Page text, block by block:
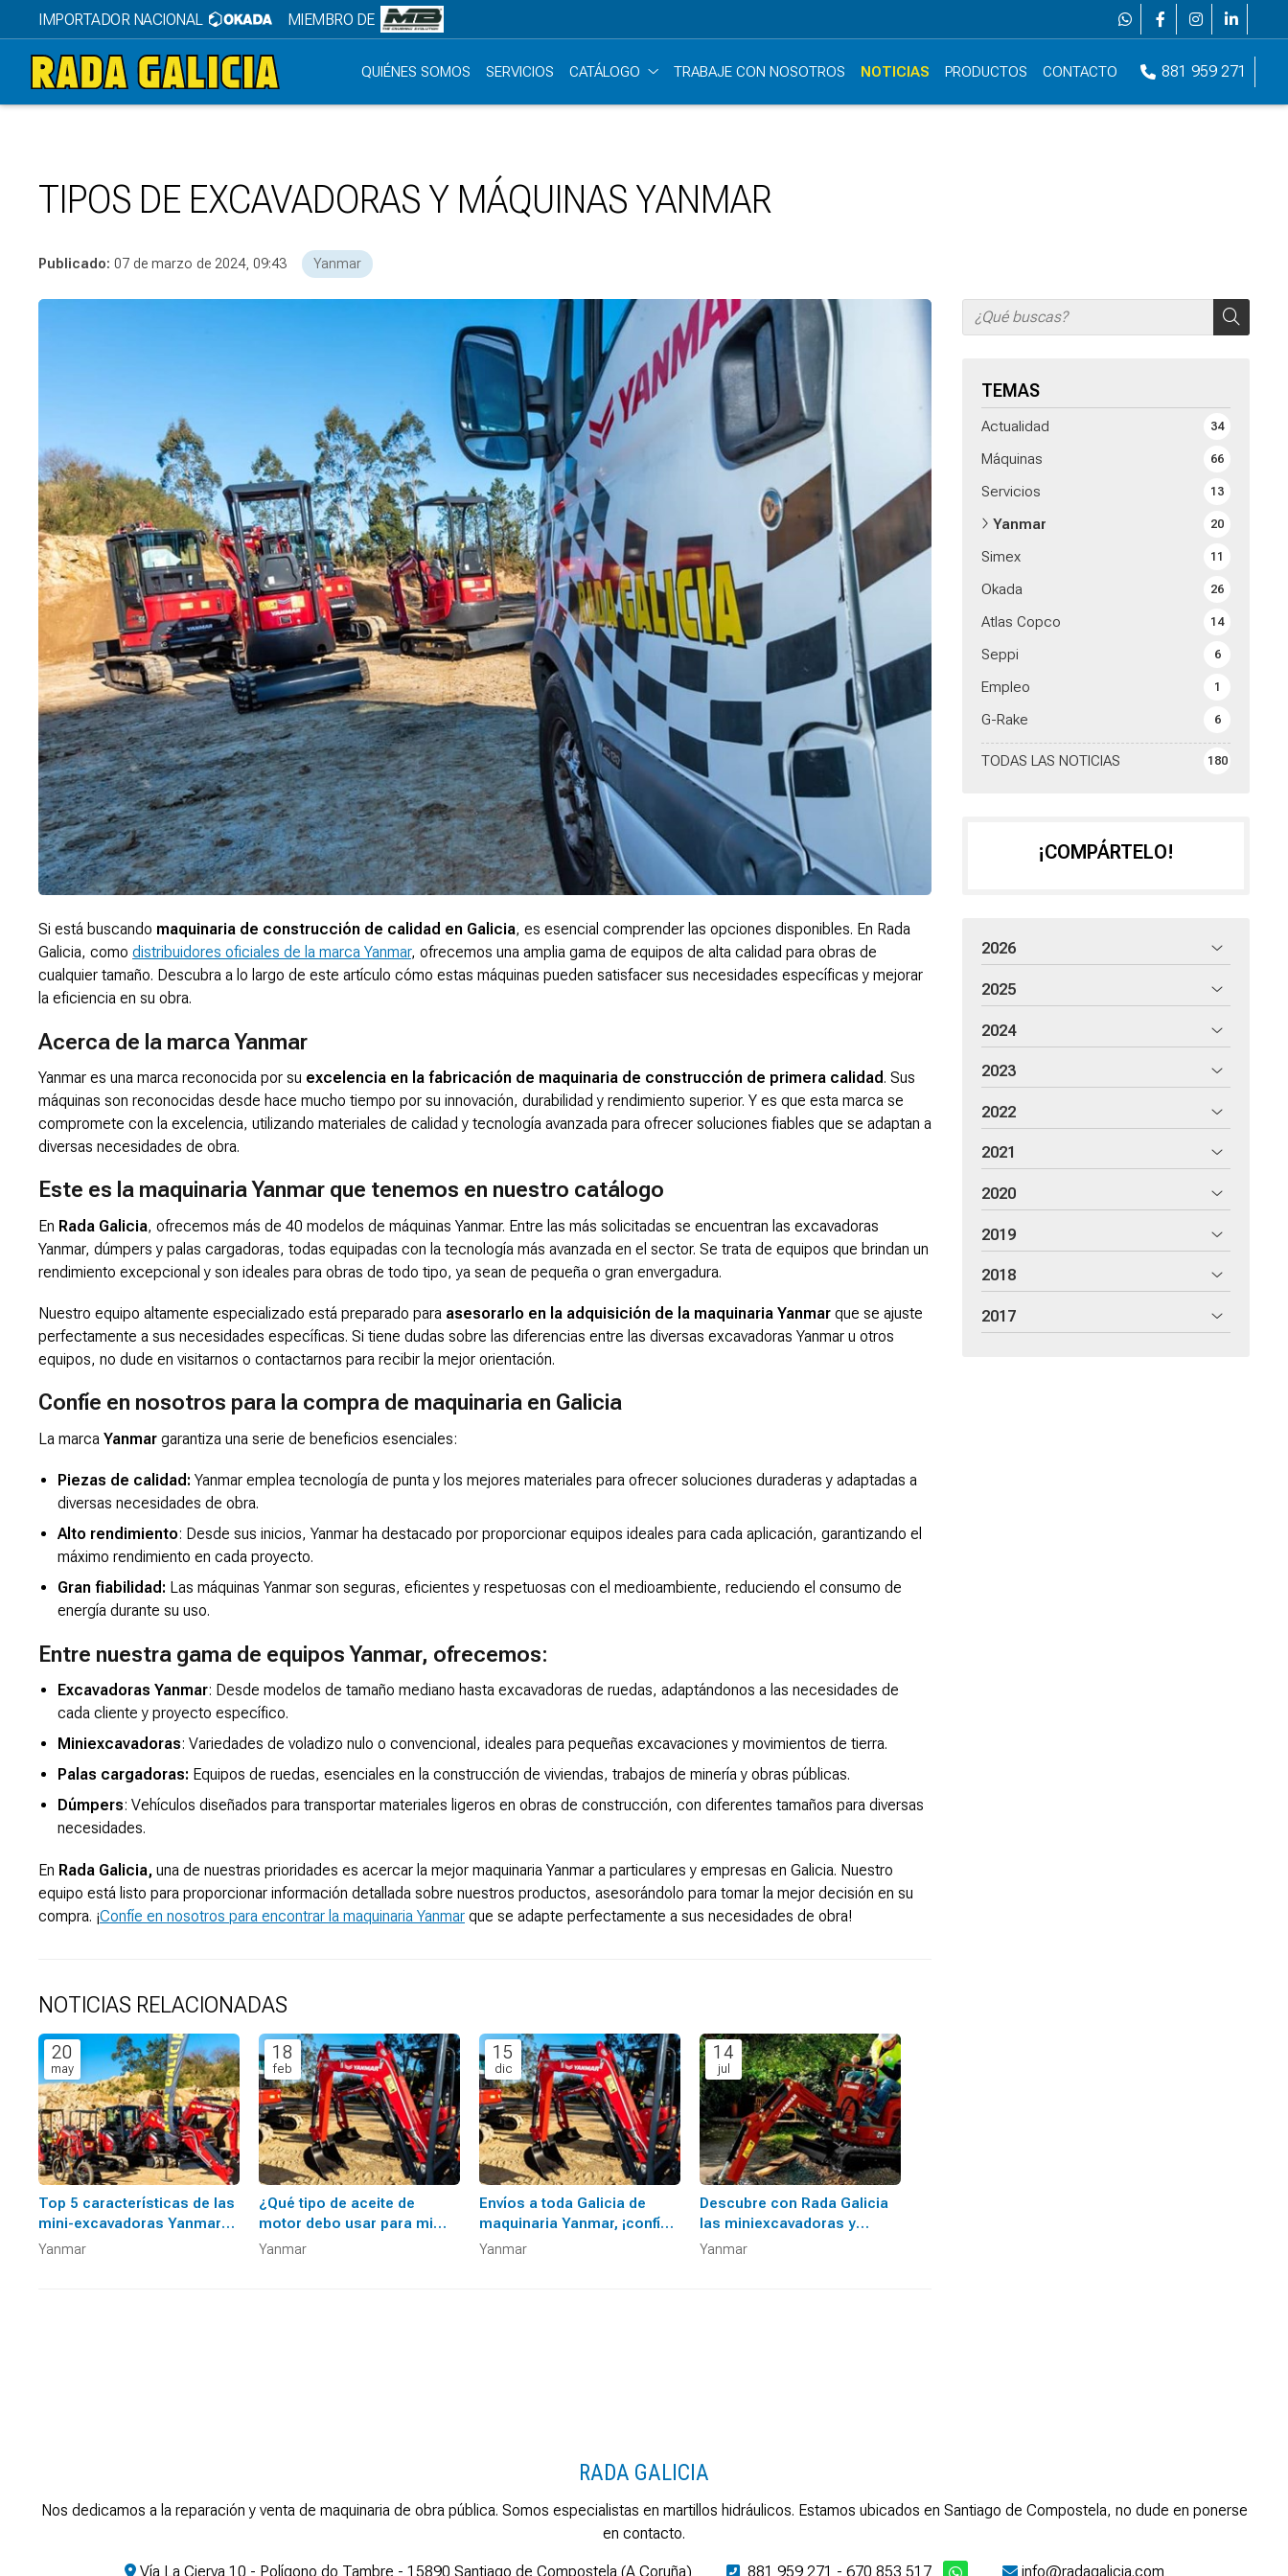
IMPORTADOR NACIONAL MIEMBRO DE
QUIÉNES SOMOS SERVICIOS CATÁLOGO TRABAJE CON NOSOTROS NOTICIAS PRODUCTOS CONTACTO 881 959 271
TIPOS DE EXCAVADORAS Y MÁQUINAS YANMAR
Publicado: 07 de marzo de 2024, 09:43 Yanmar
TEMAS
TODAS LAS NOTICIAS 180
Actualidad 34
Máquinas 66
Servicios 13
Yanmar 20
Simex 11
Okada 26
Atlas Copco 14
Seppi 6
Empleo 1
G-Rake 6
Si está buscando maquinaria de construcción de calidad en Galicia, es esencial comprender las opciones disponibles. En Rada
Galicia, como distribuidores oficiales de la marca Yanmar, ofrecemos una amplia gama de equipos de alta calidad para obras de
cualquier tamaño. Descubra a lo largo de este artículo cómo estas máquinas pueden satisfacer sus necesidades específicas y mejorar
la eficiencia en su obra.
Acerca de la marca Yanmar
Yanmar es una marca reconocida por su excelencia en la fabricación de maquinaria de construcción de primera calidad. Sus
máquinas son reconocidas desde hace mucho tiempo por su innovación, durabilidad y rendimiento superior. Y es que esta marca se
compromete con la excelencia, utilizando materiales de calidad y tecnología avanzada para ofrecer soluciones fiables que se adaptan a
diversas necesidades de obra.
Este es la maquinaria Yanmar que tenemos en nuestro catálogo
En Rada Galicia, ofrecemos más de 40 modelos de máquinas Yanmar. Entre las más solicitadas se encuentran las excavadoras
Yanmar, dúmpers y palas cargadoras, todas equipadas con la tecnología más avanzada en el sector. Se trata de equipos que brindan un
rendimiento excepcional y son ideales para obras de todo tipo, ya sean de pequeña o gran envergadura.
Nuestro equipo altamente especializado está preparado para asesorarlo en la adquisición de la maquinaria Yanmar que se ajuste
perfectamente a sus necesidades específicas. Si tiene dudas sobre las diferencias entre las diversas excavadoras Yanmar u otros
equipos, no dude en visitarnos o contactarnos para recibir la mejor orientación.
Confíe en nosotros para la compra de maquinaria en Galicia
La marca Yanmar garantiza una serie de beneficios esenciales:
Piezas de calidad: Yanmar emplea tecnología de punta y los mejores materiales para ofrecer soluciones duraderas y adaptadas a
diversas necesidades de obra.
Alto rendimiento: Desde sus inicios, Yanmar ha destacado por proporcionar equipos ideales para cada aplicación, garantizando el
máximo rendimiento en cada proyecto.
Gran fiabilidad: Las máquinas Yanmar son seguras, eficientes y respetuosas con el medioambiente, reduciendo el consumo de
energía durante su uso.
Entre nuestra gama de equipos Yanmar, ofrecemos:
Excavadoras Yanmar: Desde modelos de tamaño mediano hasta excavadoras de ruedas, adaptándonos a las necesidades de
cada cliente y proyecto específico.
Miniexcavadoras: Variedades de voladizo nulo o convencional, ideales para pequeñas excavaciones y movimientos de tierra.
Palas cargadoras: Equipos de ruedas, esenciales en la construcción de viviendas, trabajos de minería y obras públicas.
Dúmpers: Vehículos diseñados para transportar materiales ligeros en obras de construcción, con diferentes tamaños para diversas
necesidades.
En Rada Galicia, una de nuestras prioridades es acercar la mejor maquinaria Yanmar a particulares y empresas en Galicia. Nuestro
equipo está listo para proporcionar información detallada sobre nuestros productos, asesorándolo para tomar la mejor decisión en su
compra. ¡Confíe en nosotros para encontrar la maquinaria Yanmar que se adapte perfectamente a sus necesidades de obra!
NOTICIAS RELACIONADAS
20
may
Top 5 características de las
mini-excavadoras Yanmar
que aumentarán su
Yanmar
18
feb
¿Qué tipo de aceite de
motor debo usar para mi
maquinaria Yanmar?
Yanmar
15
dic
Envíos a toda Galicia de
maquinaria Yanmar, ¡confíe
en nosotros!
Yanmar
14
jul
Descubre con Rada Galicia
las miniexcavadoras y
dumpers de Yanmar
Yanmar
¡COMPÁRTELO!
2026
2025
2024
2023
2022
2021
2020
2019
2018
2017
RADA GALICIA
Nos dedicamos a la reparación y venta de maquinaria de obra pública. Somos especialistas en martillos hidráulicos. Estamos ubicados en Santiago de Compostela, no dude en ponerse
en contacto.
Vía La Cierva 10 - Polígono do Tambre - 15890 Santiago de Compostela (A Coruña) 881 959 271 - 670 853 517 info@radagalicia.com